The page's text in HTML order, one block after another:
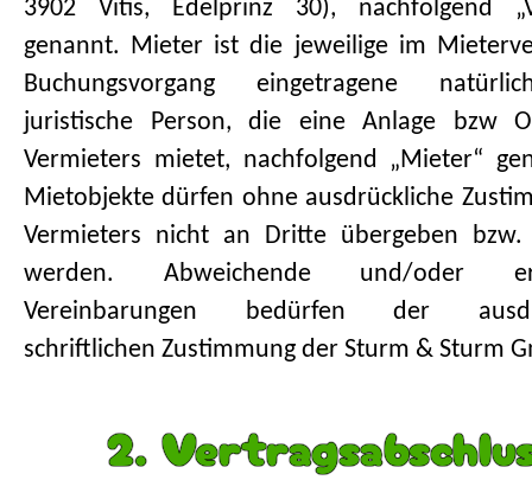
3902 Vitis, Edelprinz 30), nachfolgend
genannt. Mieter ist die jeweilige im
Buchungsvorgang eingetragene
juristische Person, die eine Anlage bzw
Vermieters mietet, nachfolgend „Mieter“
Mietobjekte dürfen ohne ausdrückliche
Vermieters nicht an Dritte übergeben bzw.
werden. Abweichende und/oder
Vereinbarungen bedürfen der
schriftlichen Zustimmung der Sturm & Sturm
2.